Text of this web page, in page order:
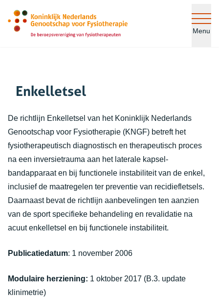
Ga naar de inhoud
Menu
Enkelletsel
De richtlijn Enkelletsel van het Koninklijk Nederlands
Genootschap voor Fysiotherapie (KNGF) betreft het
fysiotherapeutisch diagnostisch en therapeutisch proces
na een inversietrauma aan het laterale kapsel-
bandapparaat en bij functionele instabiliteit van de enkel,
inclusief de maatregelen ter preventie van recidiefletsels.
Daarnaast bevat de richtlijn aanbevelingen ten aanzien
van de sport specifieke behandeling en revalidatie na
acuut enkelletsel en bij functionele instabiliteit.
Publicatiedatum: 1 november 2006
Modulaire herziening: 1 oktober 2017 (B.3. update
klinimetrie)